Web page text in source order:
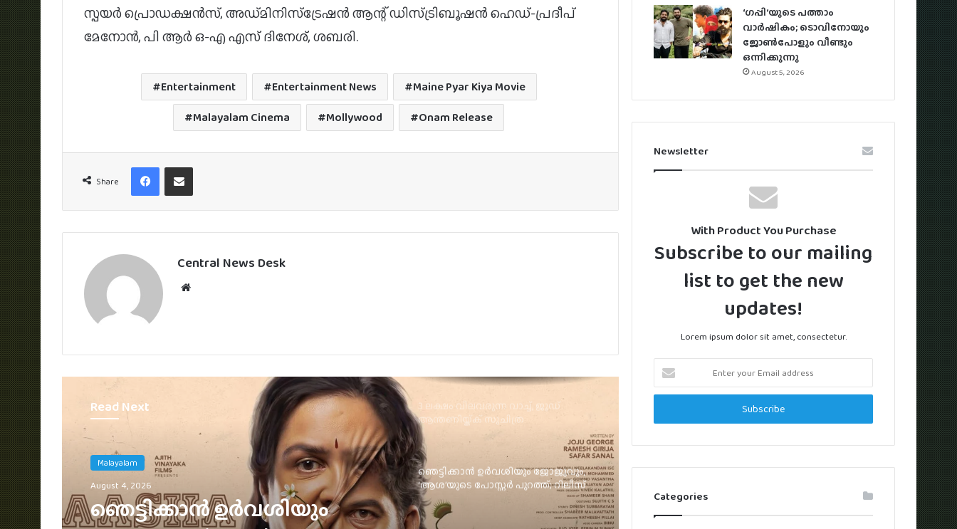
സ്പയര്‍ പ്രൊഡക്ഷന്‍സ്, അഡ്മിനിസ്‌ട്രേഷന്‍ ആന്റ് ഡിസ്ട്രിബൂഷന്‍ ഹെഡ്-പ്രദീപ്
മേനോന്‍, പി ആര്‍ ഒ-എ എസ് ദിനേശ്, ശബരി.
Entertainment Entertainment News
Maine Pyar Kiya Movie
Malayalam Cinema
Mollywood Onam Release
Share
FacebookShare via Email
Central News Desk
Read Next
Malayalam
August 4, 2026
English
August 2, 2026
ജര്‍മനിയിലെ ഇന്ത്യന്‍ ഫിലിം
യു/എ സർട്ടിഫിക്കറ്റുമായി
വിസ്മയയുടെ ‘തുടക്കം’; റിലീസ് ഓഗസ്റ്റ്
7-ന്!
പതിനാറ് വര്‍ഷങ്ങള്‍ക്കു ശേഷം,
കുഞ്ചാക്കോ ബോബന്‍ – ലിജോമോള്‍
ആന്തണിയ്ക്ക് സുചിത്ര
ഞെട്ടിക്കാൻ ഉർവശിയും ജോജുവും,
‘ആശ’യുടെ പോസ്റ്റർ പുറത്ത്; റിലീസ്
സെപ്റ്റംബർ 4-ന്
ഇന്ത്യയിൽ ഒഡീസി കളക്ഷനെ
മറികടന്ന് സ്‌പൈഡർമാൻ
‘ഗപ്പി‘യുടെ പത്താം
വാർഷികം; ടൊവിനോയും
ജോൺപോളും വീണ്ടും
ഒന്നിക്കുന്നു
August 5, 2026
Newsletter
With Product You Purchase
Subscribe to our mailing
list to get the new
updates!
Lorem ipsum dolor sit amet, consectetur.
Enter
your
Email
Categories